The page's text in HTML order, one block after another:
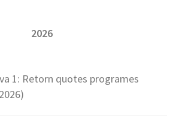
2026
1: Retorn quotes programes